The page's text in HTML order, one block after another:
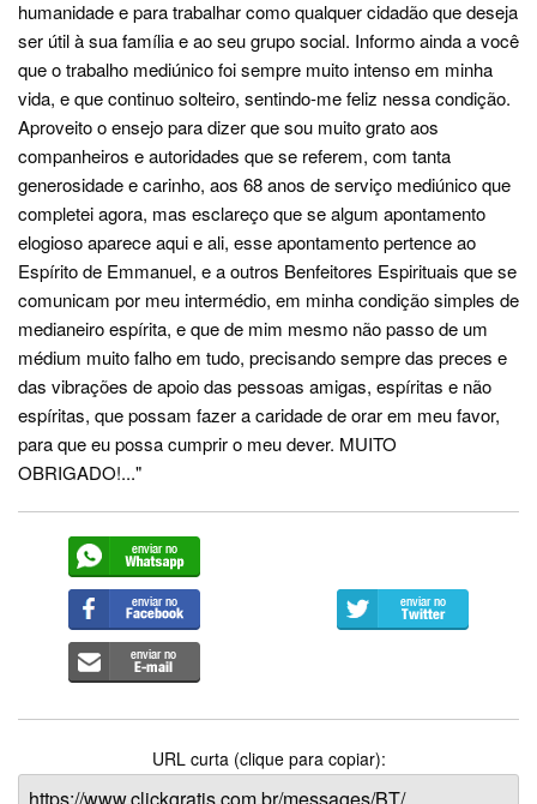
humanidade e para trabalhar como qualquer cidadão que deseja
ser útil à sua família e ao seu grupo social. Informo ainda a você
que o trabalho mediúnico foi sempre muito intenso em minha
vida, e que continuo solteiro, sentindo-me feliz nessa condição.
Aproveito o ensejo para dizer que sou muito grato aos
companheiros e autoridades que se referem, com tanta
generosidade e carinho, aos 68 anos de serviço mediúnico que
completei agora, mas esclareço que se algum apontamento
elogioso aparece aqui e ali, esse apontamento pertence ao
Espírito de Emmanuel, e a outros Benfeitores Espirituais que se
comunicam por meu intermédio, em minha condição simples de
medianeiro espírita, e que de mim mesmo não passo de um
médium muito falho em tudo, precisando sempre das preces e
das vibrações de apoio das pessoas amigas, espíritas e não
espíritas, que possam fazer a caridade de orar em meu favor,
para que eu possa cumprir o meu dever. MUITO
OBRIGADO!..."
URL curta (clique para copiar):